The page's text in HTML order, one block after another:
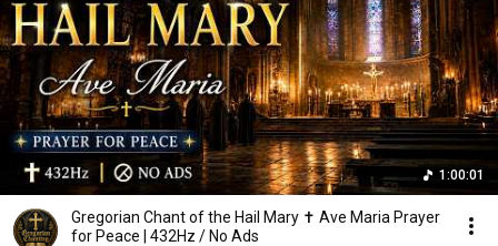
1:00:01
Gregorian Chant of the Hail Mary ✝️ Ave Maria Prayer
for Peace | 432Hz / No Ads